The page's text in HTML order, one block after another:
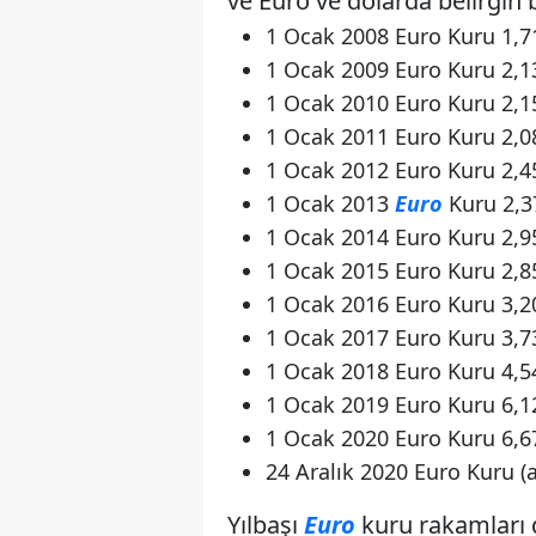
1 Ocak 2008 Euro Kuru
1 Ocak 2009 Euro Kuru
1 Ocak 2010 Euro Kuru
1 Ocak 2011 Euro Kuru
1 Ocak 2012 Euro Kuru
1 Ocak 2013 Euro Kuru
1 Ocak 2014 Euro Kuru
1 Ocak 2015 Euro Kuru
1 Ocak 2016 Euro Kuru
1 Ocak 2017 Euro Kuru
1 Ocak 2018 Euro Kuru
1 Ocak 2019 Euro Kuru
1 Ocak 2020 Euro Kuru
24 Aralık 2020 Euro Kuru
Yılbaşı Euro kuru rakamları